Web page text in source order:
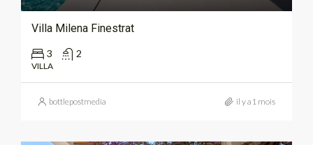
Villa Milena Finestrat
3 2
VILLA
bottlepostmedia il y a1 mois